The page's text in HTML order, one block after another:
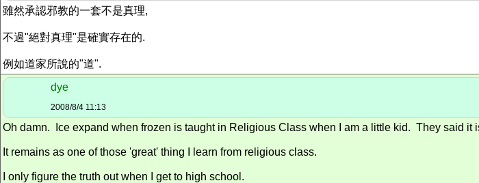
雖然承認邪教的一套不是真理,
不過"絕對真理"是確實存在的.
例如道家所說的"道".
dye
2008/8/4 11:13
Oh damn. Ice expand when frozen is taught in Religious Class when I am a little kid. They said
It remains as one of those 'great' thing I learn from religious class.
I only figure the truth out when I get to high school.